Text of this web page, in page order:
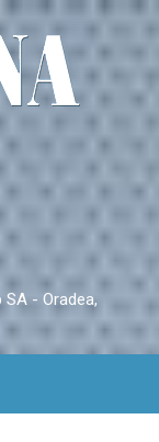
- Oradea,